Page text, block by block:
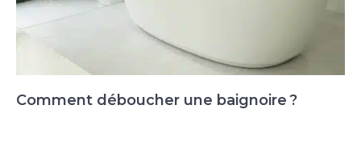
Comment déboucher une baignoire ?